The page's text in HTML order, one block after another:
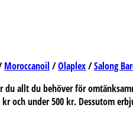
Moroccanoil /Olaplex/Salong
du allt du behöver för
och under 500 kr. Dessutom